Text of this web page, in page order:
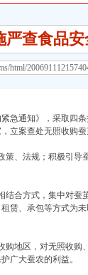
严查食品安
html/
急通知》，采取四
立案查处无照收购蚕
、法规；积极引导
合方式，集中对蚕
赁、承包等方式为
地区，对无照收购
广大蚕农的利益。